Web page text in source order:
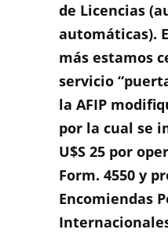
de Licencias
automáticas).
más estamos
servicio
la AFIP
por la cual se
U$S 25 por
Form. 4550 y
Encomiendas